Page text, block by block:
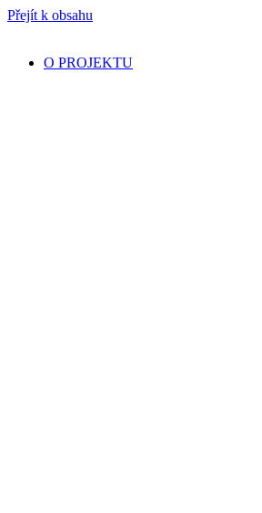
Přejít k obsahu
O PROJEKTU